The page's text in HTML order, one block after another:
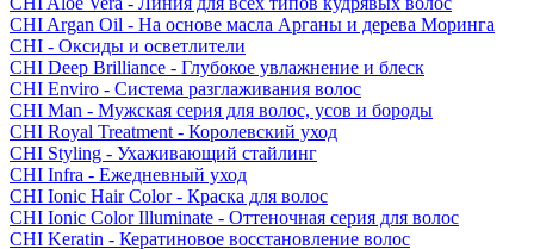
CHI Argan Oil - На основе масла Арганы и дерева Моринга
CHI - Оксиды и осветлители
CHI Deep Brilliance - Глубокое увлажнение и блеск
CHI Enviro - Система разглаживания волос
CHI Man - Мужская серия для волос, усов и бороды
CHI Royal Treatment - Королевский уход
CHI Styling - Ухаживающий стайлинг
CHI Infra - Ежедневный уход
CHI Ionic Hair Color - Краска для волос
CHI Ionic Color Illuminate - Оттеночная серия для волос
CHI Keratin - Кератиновое восстановление волос